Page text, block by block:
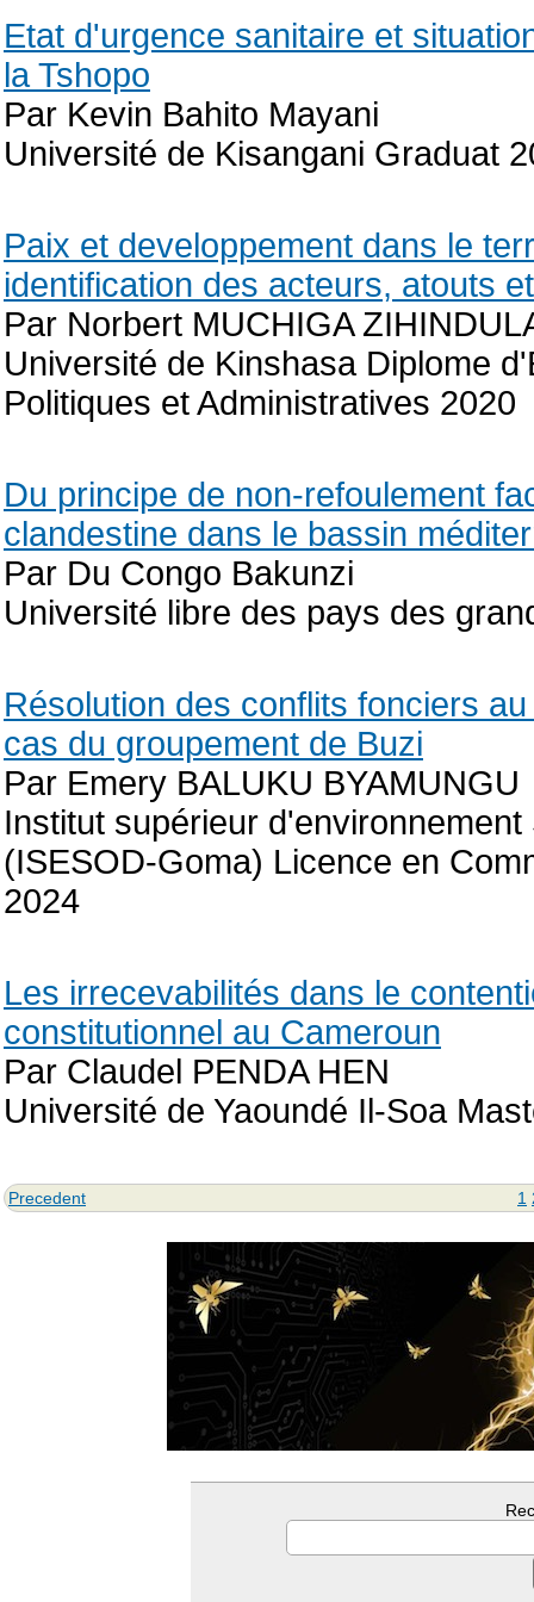
Etat d'urgence sanitaire et
la Tshopo
Par Kevin Bahito Mayani
Université de Kisangani Graduat
Paix et developpement dans le
identification des acteurs, atouts
Par Norbert MUCHIGA
Université de Kinshasa Diplome
Politiques et Administratives 2020
Du principe de non-refoulement
clandestine dans le bassin
Par Du Congo Bakunzi
Université libre des pays des
Résolution des conflits fonciers
cas du groupement de Buzi
Par Emery BALUKU BYAMUNGU
Institut supérieur
(ISESOD-Goma) Licence en
2024
Les irrecevabilités dans le
constitutionnel au Cameroun
Par Claudel PENDA HEN
Université de Yaoundé Il-Soa
Precedent 1